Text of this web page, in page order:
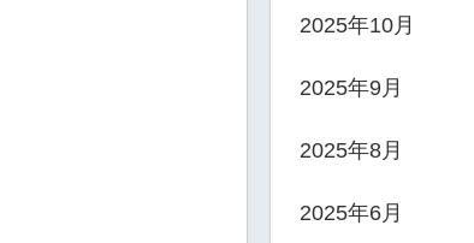
2025年10月
2025年9月
2025年8月
2025年6月